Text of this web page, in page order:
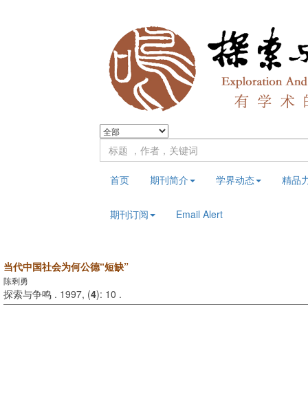
首页 期刊简介 学界动态 精品
期刊订阅 Email Alert
当代中国社会为何公德“短缺”
陈剩勇
探索与争鸣 . 1997, (4): 10 .